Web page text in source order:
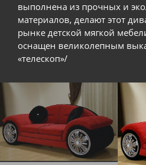
выполнена из прочных и
материалов, делают этот
рынке детской мягкой
оснащен великолепным
«телескоп»/